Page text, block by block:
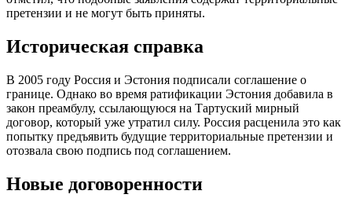
претензии и не могут быть приняты.
Историческая справка
В 2005 году Россия и Эстония подписали соглашение о
границе. Однако во время ратификации Эстония добавила в
закон преамбулу, ссылающуюся на Тартуский мирный
договор, который уже утратил силу. Россия расценила это как
попытку предъявить будущие территориальные претензии и
отозвала свою подпись под соглашением.
Новые договоренности